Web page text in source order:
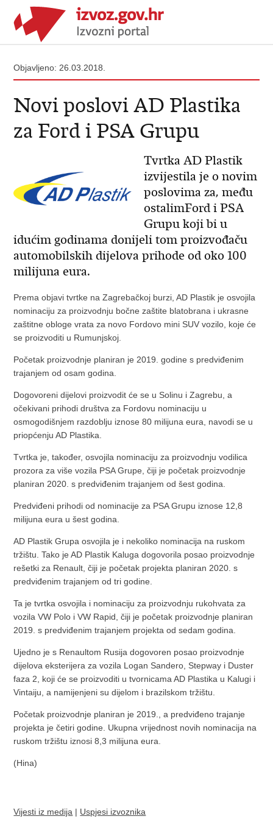
Objavljeno: 26.03.2018.
Novi poslovi AD Plastika
za Ford i PSA Grupu
Tvrtka AD Plastik
izvijestila je o novim
poslovima za, među
ostalimFord i PSA
Grupu koji bi u
idućim godinama donijeli tom proizvođaču
automobilskih dijelova prihode od oko 100
milijuna eura.
Prema objavi tvrtke na Zagrebačkoj burzi, AD Plastik je osvojila
nominaciju za proizvodnju bočne zaštite blatobrana i ukrasne
zaštitne obloge vrata za novo Fordovo mini SUV vozilo, koje će
se proizvoditi u Rumunjskoj.
Početak proizvodnje planiran je 2019. godine s predviđenim
trajanjem od osam godina.
Dogovoreni dijelovi proizvodit će se u Solinu i Zagrebu, a
očekivani prihodi društva za Fordovu nominaciju u
osmogodišnjem razdoblju iznose 80 milijuna eura, navodi se u
priopćenju AD Plastika.
Tvrtka je, također, osvojila nominaciju za proizvodnju vodilica
prozora za više vozila PSA Grupe, čiji je početak proizvodnje
planiran 2020. s predviđenim trajanjem od šest godina.
Predviđeni prihodi od nominacije za PSA Grupu iznose 12,8
milijuna eura u šest godina.
AD Plastik Grupa osvojila je i nekoliko nominacija na ruskom
tržištu. Tako je AD Plastik Kaluga dogovorila posao proizvodnje
rešetki za Renault, čiji je početak projekta planiran 2020. s
predviđenim trajanjem od tri godine.
Ta je tvrtka osvojila i nominaciju za proizvodnju rukohvata za
vozila VW Polo i VW Rapid, čiji je početak proizvodnje planiran
2019. s predviđenim trajanjem projekta od sedam godina.
Ujedno je s Renaultom Rusija dogovoren posao proizvodnje
dijelova eksterijera za vozila Logan Sandero, Stepway i Duster
faza 2, koji će se proizvoditi u tvornicama AD Plastika u Kalugi i
Vintaiju, a namijenjeni su dijelom i brazilskom tržištu.
Početak proizvodnje planiran je 2019., a predviđeno trajanje
projekta je četiri godine. Ukupna vrijednost novih nominacija na
ruskom tržištu iznosi 8,3 milijuna eura.
(Hina)
Vijesti iz medija | Uspjesi izvoznika